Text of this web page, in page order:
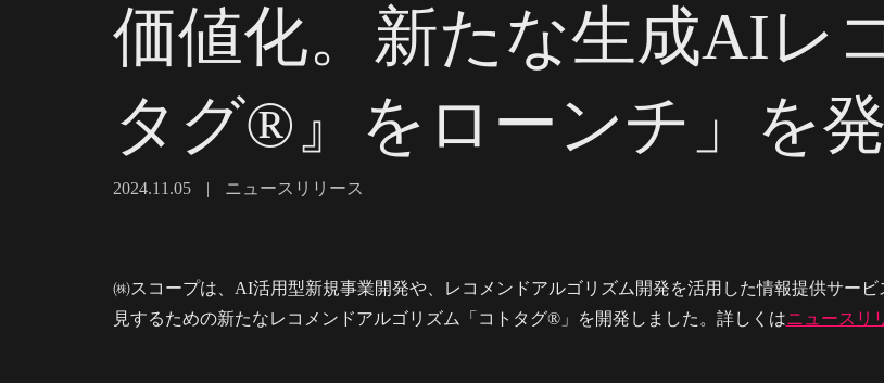
価値化。新たな生成AIレ
タグ®』をローンチ」を
2024.11.05 | ニュースリリース
㈱スコープは、AI活用型新規事業開発や、レコメンドアルゴリズム開発を活用した情報提供サー
見するための新たなレコメンドアルゴリズム「コトタグ®」を開発しました。詳しくはニュースリ